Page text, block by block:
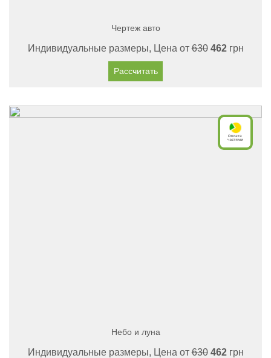
Чертеж авто
Индивидуальные размеры, Цена от630 462грн
Рассчитать
Небо и луна
Индивидуальные размеры, Цена от630 462грн